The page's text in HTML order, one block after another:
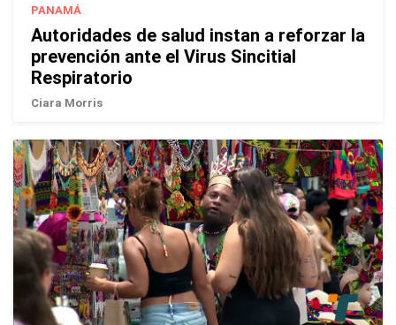
PANAMÁ
Autoridades de salud instan a reforzar la
prevención ante el Virus Sincitial
Respiratorio
Ciara Morris